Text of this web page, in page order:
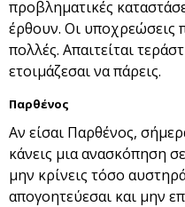
προβληματικές
έρθουν. Οι υποχρεώσεις
πολλές. Απαιτείται
ετοιμάζεσαι να πάρεις.
Παρθένος
Αν είσαι Παρθένος,
κάνεις μια ανασκόπηση
μην κρίνεις τόσο
απογοητεύεσαι και μην